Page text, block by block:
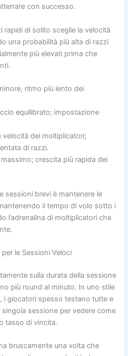
con successo.
rapidi di solito sceglie la velocità
una probabilità più alta di razzi
più elevati prima che
ritmo più lento dei
equilibrato; impostazione
velocità dei moltiplicatori;
di razzi.
crescita più rapida dei
sessioni brevi è mantenere le
il tempo di volo sotto i
l’adrenalina di moltiplicatori che
le Sessioni Veloci
sulla durata della sessione
più round al minuto. In uno stile
i giocatori spesso testano tutte e
sessione per vedere come
tasso di vincita.
bruscamente una volta che